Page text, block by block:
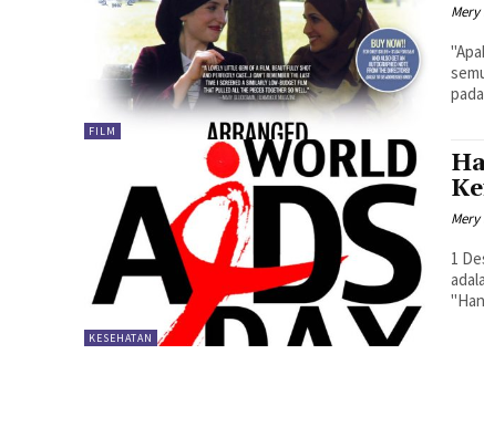
FILM
Mery
KESEHATAN
Mery
1